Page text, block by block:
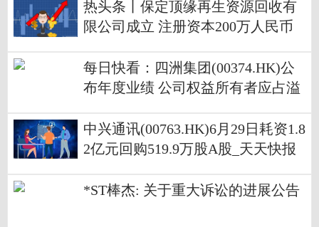
热头条丨保定顶缘再生资源回收有
限公司成立 注册资本200万人民币
每日快看：四洲集团(00374.HK)公
布年度业绩 公司权益所有者应占溢
中兴通讯(00763.HK)6月29日耗资1.8
2亿元回购519.9万股A股_天天快报
*ST棒杰: 关于重大诉讼的进展公告